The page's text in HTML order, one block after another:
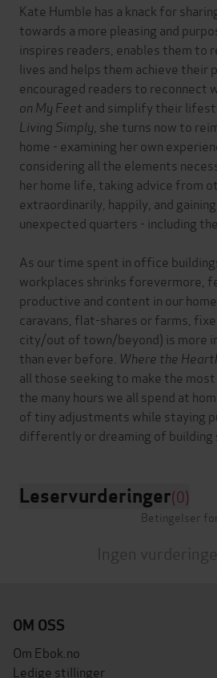
Kate Humble has a knack for
towards a more pleasing and
inspires readers, enables them to
lives and helps them achieve their
encouraged readers to reconnect
on My Feet and simplify their
Living Simply , she turns now to
home - examining her own
considering all the elements
her home life, taking advice from
extraordinarily, happily, and
unexpected quarters - including
As our time spent in office
workplaces shrinks forevermore,
productive and content in our
caravans, flat-shares or farms,
city/out of town/beyond) is more
than ever before. Where the
all those seeking to make the
the many hours we all spend at
of tiny adjustments while staying
Leservurderinger(0)
Betingelser
Ingen
OM OSS
Om Ebok.no
Ledige stillinger